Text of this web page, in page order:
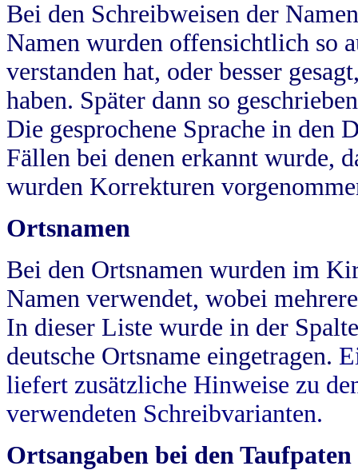
Bei den Schreibweisen der
Namen wurden offensichtlich so
verstanden hat, oder besser
haben. Später dann so
Die gesprochene Sprache in
Fällen bei denen erkannt wurde,
wurden Korrekturen
Ortsnamen
Bei den Ortsnamen wurden im
Namen verwendet, wobei
In dieser Liste wurde in der
deutsche Ortsname eingetragen.
liefert zusätzliche Hinweise zu
verwendeten Schreibvarianten.
Ortsangaben bei den Taufpaten